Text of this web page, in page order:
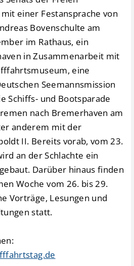
einer Festansprache von
Bovenschulte am
im Rathaus, ein
in Zusammenarbeit mit
eine
Seemannsmission
Schiffs- und Bootsparade
nach Bremerhaven am
anderem mit der
II. Bereits vorab, vom 23.
an der Schlachte ein
Darüber hinaus finden
Woche vom 26. bis 29.
Vorträge, Lesungen und
statt.